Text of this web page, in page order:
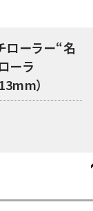
ローラー“名
ーラ
）